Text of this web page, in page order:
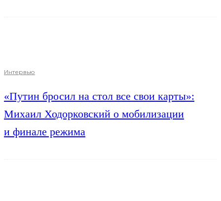
Интервью
«Путин бросил на стол все свои карты»:
Михаил Ходорковский о мобилизации
и финале режима